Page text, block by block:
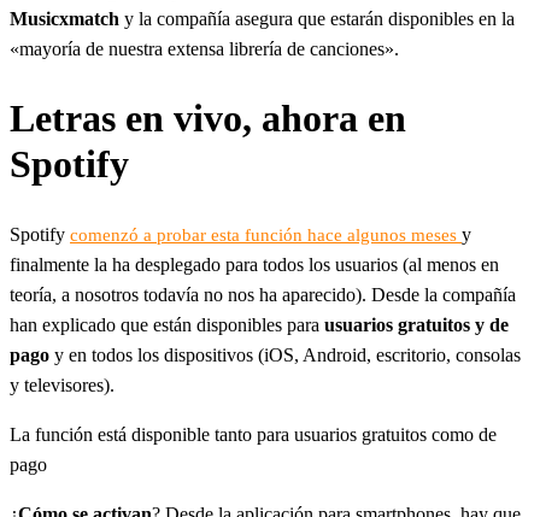
Musicxmatch y la compañía asegura que estarán disponibles en la
«mayoría de nuestra extensa librería de canciones».
Letras en vivo, ahora en
Spotify
Spotify comenzó a probar esta función hace algunos meses y
finalmente la ha desplegado para todos los usuarios (al menos en
teoría, a nosotros todavía no nos ha aparecido). Desde la compañía
han explicado que están disponibles para usuarios gratuitos y de
pago y en todos los dispositivos (iOS, Android, escritorio, consolas
y televisores).
La función está disponible tanto para usuarios gratuitos como de
pago